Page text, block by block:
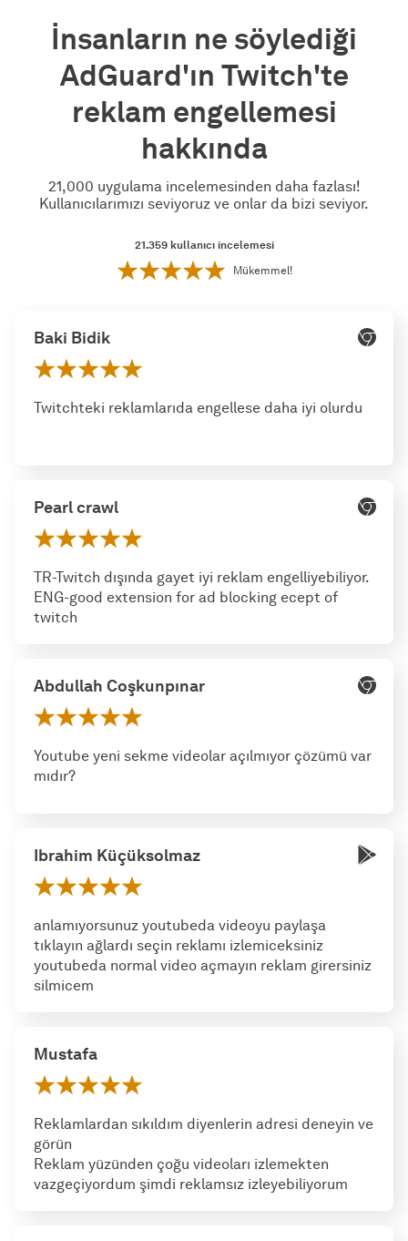
İnsanların ne söylediği
AdGuard'ın Twitch'te
reklam engellemesi
hakkında
21,000 uygulama incelemesinden daha fazlası!
Kullanıcılarımızı seviyoruz ve onlar da bizi seviyor.
21.359 kullanıcı incelemesi
Mükemmel!
Baki Bidik
Twitchteki reklamlarıda engellese daha iyi olurdu
Pearl crawl
TR-Twitch dışında gayet iyi reklam engelliyebiliyor.
ENG-good extension for ad blocking ecept of
twitch
Abdullah Coşkunpınar
Youtube yeni sekme videolar açılmıyor çözümü var
mıdır?
Ibrahim Küçüksolmaz
anlamıyorsunuz youtubeda videoyu paylaşa
tıklayın ağlardı seçin reklamı izlemiceksiniz
youtubeda normal video açmayın reklam girersiniz
silmicem
Mustafa
Reklamlardan sıkıldım diyenlerin adresi deneyin ve
görün
Reklam yüzünden çoğu videoları izlemekten
vazgeçiyordum şimdi reklamsız izleyebiliyorum